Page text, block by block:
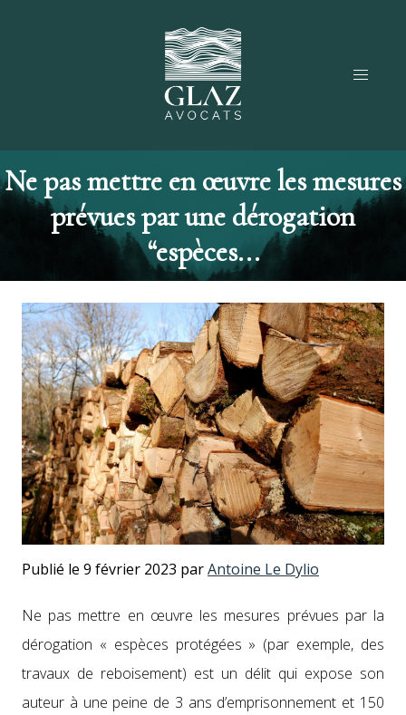
Ne pas mettre en œuvre les mesures
prévues par une dérogation
“espèces...
Publié le 9 février 2023 parAntoine Le Dylio
Ne pas met­tre en œuvre les mesures prévues par la
déro­ga­tion « espèces pro­tégées » (par exem­ple, des
travaux de reboise­ment) est un délit qui expose son
auteur à une peine de 3 ans d’emprisonnement et 150